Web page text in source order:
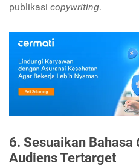
publikasi copywriting.
6. Sesuaikan Bahasa
Audiens Tertarget